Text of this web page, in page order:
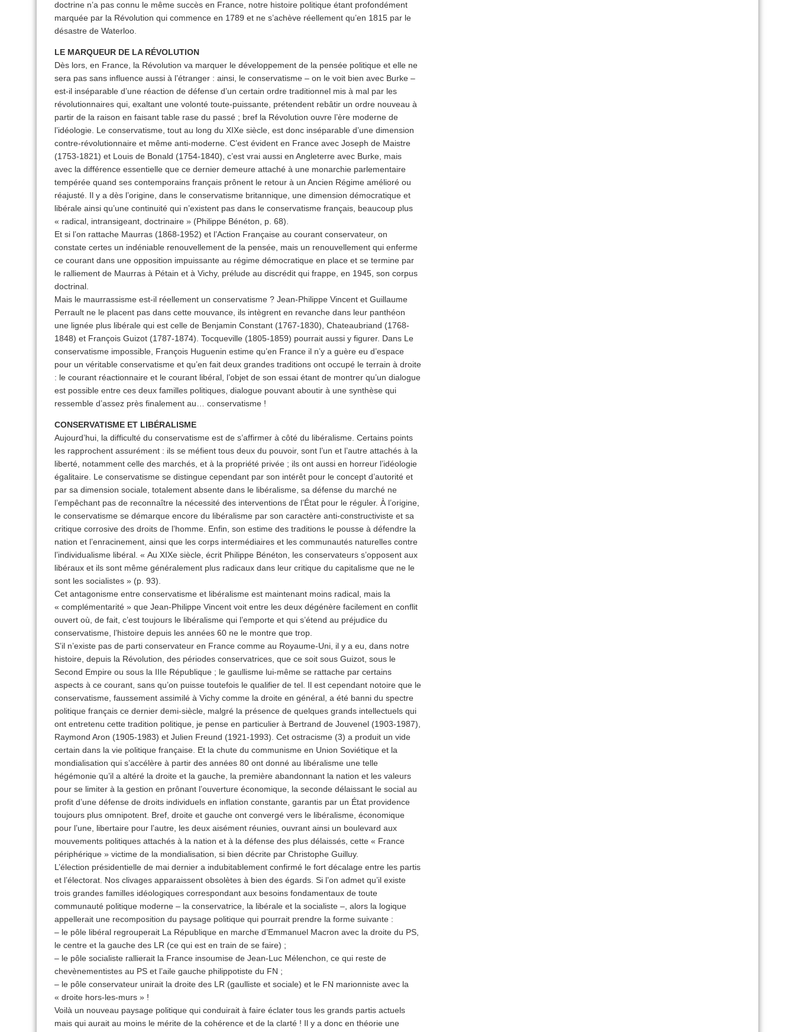
doctrine n’a pas connu le même succès en France, notre histoire politique étant profondément
marquée par la Révolution qui commence en 1789 et ne s’achève réellement qu’en 1815 par le
désastre de Waterloo.
LE MARQUEUR DE LA RÉVOLUTION
Dès lors, en France, la Révolution va marquer le développement de la pensée politique et elle ne
sera pas sans influence aussi à l’étranger : ainsi, le conservatisme – on le voit bien avec Burke –
est-il inséparable d’une réaction de défense d’un certain ordre traditionnel mis à mal par les
révolutionnaires qui, exaltant une volonté toute-puissante, prétendent rebâtir un ordre nouveau à
partir de la raison en faisant table rase du passé ; bref la Révolution ouvre l’ère moderne de
l’idéologie. Le conservatisme, tout au long du XIXe siècle, est donc inséparable d’une dimension
contre-révolutionnaire et même anti-moderne. C’est évident en France avec Joseph de Maistre
(1753-1821) et Louis de Bonald (1754-1840), c’est vrai aussi en Angleterre avec Burke, mais
avec la différence essentielle que ce dernier demeure attaché à une monarchie parlementaire
tempérée quand ses contemporains français prônent le retour à un Ancien Régime amélioré ou
réajusté. Il y a dès l’origine, dans le conservatisme britannique, une dimension démocratique et
libérale ainsi qu’une continuité qui n’existent pas dans le conservatisme français, beaucoup plus
« radical, intransigeant, doctrinaire » (Philippe Bénéton, p. 68).
Et si l’on rattache Maurras (1868-1952) et l’Action Française au courant conservateur, on
constate certes un indéniable renouvellement de la pensée, mais un renouvellement qui enferme
ce courant dans une opposition impuissante au régime démocratique en place et se termine par
le ralliement de Maurras à Pétain et à Vichy, prélude au discrédit qui frappe, en 1945, son corpus
doctrinal.
Mais le maurrassisme est-il réellement un conservatisme ? Jean-Philippe Vincent et Guillaume
Perrault ne le placent pas dans cette mouvance, ils intègrent en revanche dans leur panthéon
une lignée plus libérale qui est celle de Benjamin Constant (1767-1830), Chateaubriand (1768-
1848) et François Guizot (1787-1874). Tocqueville (1805-1859) pourrait aussi y figurer. Dans Le
conservatisme impossible, François Huguenin estime qu’en France il n’y a guère eu d’espace
pour un véritable conservatisme et qu’en fait deux grandes traditions ont occupé le terrain à droite
: le courant réactionnaire et le courant libéral, l’objet de son essai étant de montrer qu’un dialogue
est possible entre ces deux familles politiques, dialogue pouvant aboutir à une synthèse qui
ressemble d’assez près finalement au… conservatisme !
CONSERVATISME ET LIBÉRALISME
Aujourd’hui, la difficulté du conservatisme est de s’affirmer à côté du libéralisme. Certains points
les rapprochent assurément : ils se méfient tous deux du pouvoir, sont l’un et l’autre attachés à la
liberté, notamment celle des marchés, et à la propriété privée ; ils ont aussi en horreur l’idéologie
égalitaire. Le conservatisme se distingue cependant par son intérêt pour le concept d’autorité et
par sa dimension sociale, totalement absente dans le libéralisme, sa défense du marché ne
l’empêchant pas de reconnaître la nécessité des interventions de l’État pour le réguler. À l’origine,
le conservatisme se démarque encore du libéralisme par son caractère anti-constructiviste et sa
critique corrosive des droits de l’homme. Enfin, son estime des traditions le pousse à défendre la
nation et l’enracinement, ainsi que les corps intermédiaires et les communautés naturelles contre
l’individualisme libéral. « Au XIXe siècle, écrit Philippe Bénéton, les conservateurs s’opposent aux
libéraux et ils sont même généralement plus radicaux dans leur critique du capitalisme que ne le
sont les socialistes » (p. 93).
Cet antagonisme entre conservatisme et libéralisme est maintenant moins radical, mais la
« complémentarité » que Jean-Philippe Vincent voit entre les deux dégénère facilement en conflit
ouvert où, de fait, c’est toujours le libéralisme qui l’emporte et qui s’étend au préjudice du
conservatisme, l’histoire depuis les années 60 ne le montre que trop.
S’il n’existe pas de parti conservateur en France comme au Royaume-Uni, il y a eu, dans notre
histoire, depuis la Révolution, des périodes conservatrices, que ce soit sous Guizot, sous le
Second Empire ou sous la IIIe République ; le gaullisme lui-même se rattache par certains
aspects à ce courant, sans qu’on puisse toutefois le qualifier de tel. Il est cependant notoire que le
conservatisme, faussement assimilé à Vichy comme la droite en général, a été banni du spectre
politique français ce dernier demi-siècle, malgré la présence de quelques grands intellectuels qui
ont entretenu cette tradition politique, je pense en particulier à Bertrand de Jouvenel (1903-1987),
Raymond Aron (1905-1983) et Julien Freund (1921-1993). Cet ostracisme (3) a produit un vide
certain dans la vie politique française. Et la chute du communisme en Union Soviétique et la
mondialisation qui s’accélère à partir des années 80 ont donné au libéralisme une telle
hégémonie qu’il a altéré la droite et la gauche, la première abandonnant la nation et les valeurs
pour se limiter à la gestion en prônant l’ouverture économique, la seconde délaissant le social au
profit d’une défense de droits individuels en inflation constante, garantis par un État providence
toujours plus omnipotent. Bref, droite et gauche ont convergé vers le libéralisme, économique
pour l’une, libertaire pour l’autre, les deux aisément réunies, ouvrant ainsi un boulevard aux
mouvements politiques attachés à la nation et à la défense des plus délaissés, cette « France
périphérique » victime de la mondialisation, si bien décrite par Christophe Guilluy.
L’élection présidentielle de mai dernier a indubitablement confirmé le fort décalage entre les partis
et l’électorat. Nos clivages apparaissent obsolètes à bien des égards. Si l’on admet qu’il existe
trois grandes familles idéologiques correspondant aux besoins fondamentaux de toute
communauté politique moderne – la conservatrice, la libérale et la socialiste –, alors la logique
appellerait une recomposition du paysage politique qui pourrait prendre la forme suivante :
– le pôle libéral regrouperait La République en marche d’Emmanuel Macron avec la droite du PS,
le centre et la gauche des LR (ce qui est en train de se faire) ;
– le pôle socialiste rallierait la France insoumise de Jean-Luc Mélenchon, ce qui reste de
chevènementistes au PS et l’aile gauche philippotiste du FN ;
– le pôle conservateur unirait la droite des LR (gaulliste et sociale) et le FN marionniste avec la
« droite hors-les-murs » !
Voilà un nouveau paysage politique qui conduirait à faire éclater tous les grands partis actuels
mais qui aurait au moins le mérite de la cohérence et de la clarté ! Il y a donc en théorie une